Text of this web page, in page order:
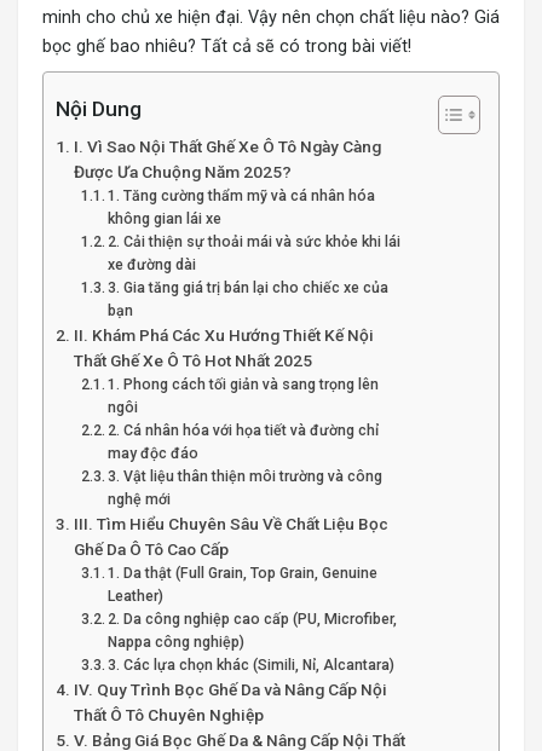
minh cho chủ xe hiện đại. Vậy nên chọn chất liệu nào? Giá
bọc ghế bao nhiêu? Tất cả sẽ có trong bài viết!
Nội Dung
I. Vì Sao Nội Thất Ghế Xe Ô Tô Ngày Càng
Được Ưa Chuộng Năm 2025?
1. Tăng cường thẩm mỹ và cá nhân hóa
không gian lái xe
2. Cải thiện sự thoải mái và sức khỏe khi lái
xe đường dài
3. Gia tăng giá trị bán lại cho chiếc xe của
bạn
II. Khám Phá Các Xu Hướng Thiết Kế Nội
Thất Ghế Xe Ô Tô Hot Nhất 2025
1. Phong cách tối giản và sang trọng lên
ngôi
2. Cá nhân hóa với họa tiết và đường chỉ
may độc đáo
3. Vật liệu thân thiện môi trường và công
nghệ mới
III. Tìm Hiểu Chuyên Sâu Về Chất Liệu Bọc
Ghế Da Ô Tô Cao Cấp
1. Da thật (Full Grain, Top Grain, Genuine
Leather)
2. Da công nghiệp cao cấp (PU, Microfiber,
Nappa công nghiệp)
3. Các lựa chọn khác (Simili, Nỉ, Alcantara)
IV. Quy Trình Bọc Ghế Da và Nâng Cấp Nội
Thất Ô Tô Chuyên Nghiệp
V. Bảng Giá Bọc Ghế Da & Nâng Cấp Nội Thất